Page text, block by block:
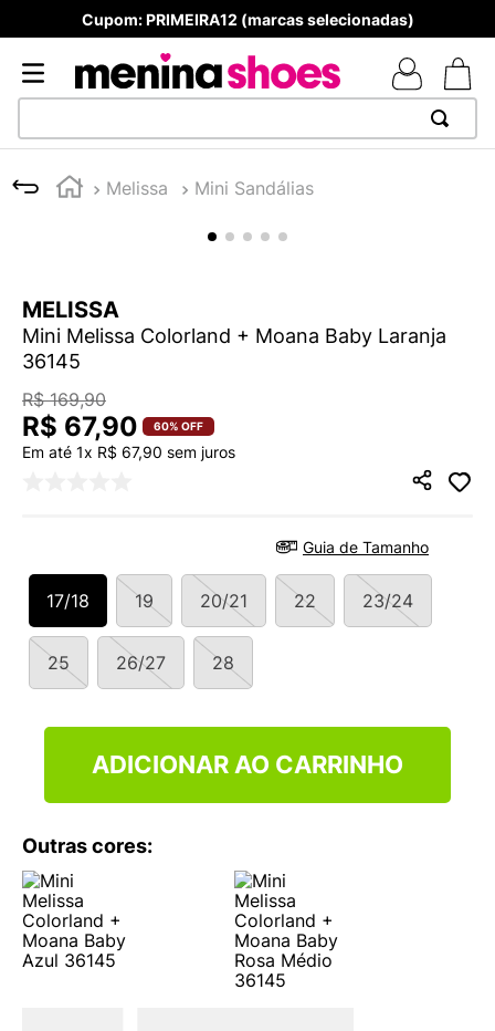
Cupom: PRIMEIRA12 (marcas selecionadas)
Melissa Mini Sandálias
MELISSA
Mini Melissa Colorland + Moana Baby Laranja
36145
R$ 169,90
R$ 67,90 60% OFF
Em até 1x R$ 67,90 sem juros
Guia de Tamanho
17/18 19 20/21 22 23/24
25 26/27 28
ADICIONAR AO CARRINHO
Outras cores:
1
TÊNIS NEWS BALANCE 530
MELISSAS MINI BABY
º
TÊNIS VEJA WHITE
5º
ADIDAS
6
SAMBA
7º
MELISSA SLIDE
VANS TÊNIS VANS ULTRARANGE